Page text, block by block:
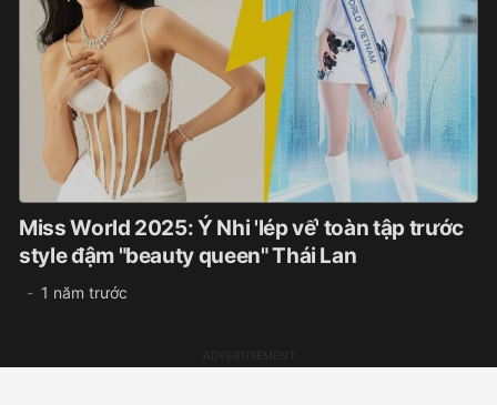
Miss World 2025: Ý Nhi 'lép vế' toàn tập trước
style đậm "beauty queen" Thái Lan
1 năm trước